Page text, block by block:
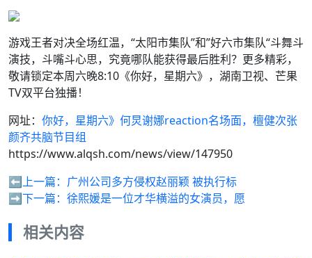
游戏王者对决全场红温，“太阳市集队”和”好六市集队“斗舞斗
演技，斗嘴斗心思，究竟哪队能获得最后胜利？更多精彩，
敬请锁定本周六晚8:10《你好，星期六》，湖南卫视、芒果
TV双平台独播！
网址： 你好，星期六》何炅谢娜reaction名场面，檀健次张
颜齐共脑节目组
https://www.alqsh.com/news/view/147950
⬅️上一篇： 广州公司多方侵权赵丽颖 被执行标
➡️下一篇： 徐熙媛是一位才华横溢的女演员，愿
相关内容